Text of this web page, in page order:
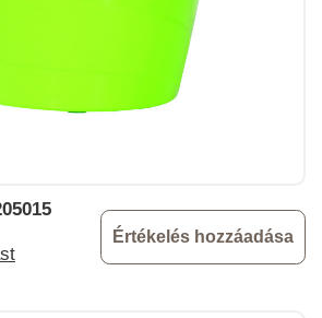
Értékelés hozzáadása